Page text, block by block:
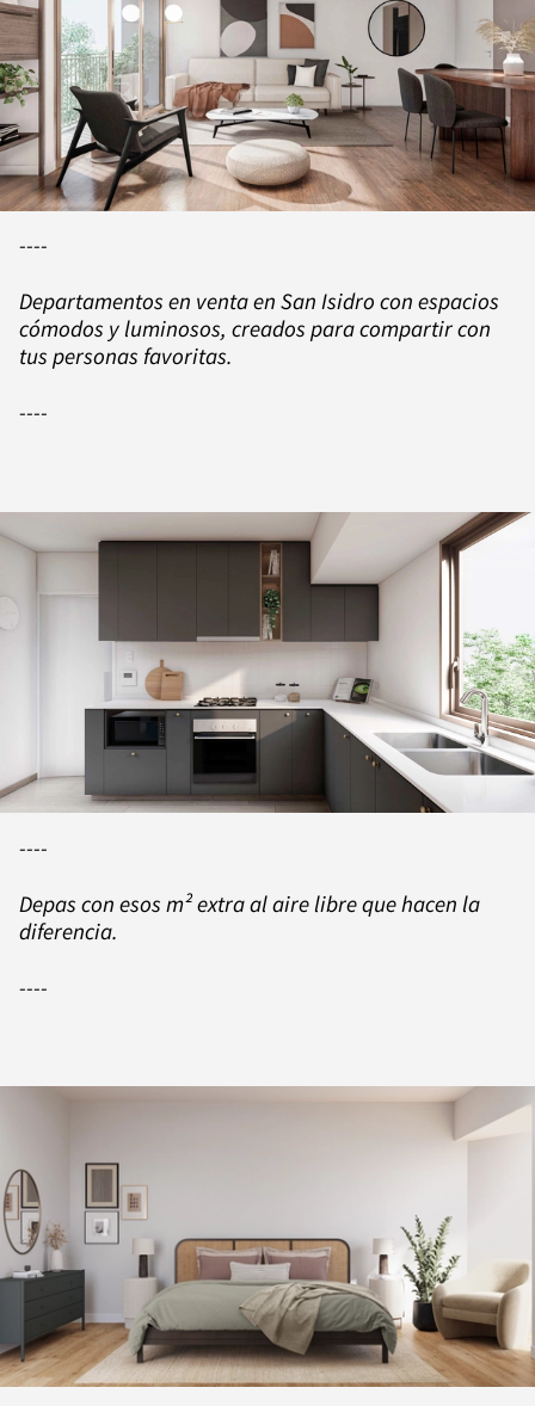
----
Departamentos en venta en San Isidro con espacios
cómodos y luminosos, creados para compartir con
tus personas favoritas.
----
----
Depas con esos m² extra al aire libre que hacen la
diferencia.
----